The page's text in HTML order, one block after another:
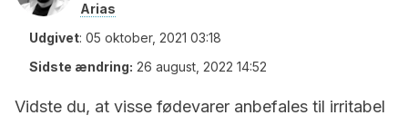
Arias
Udgivet: 05 oktober, 2021 03:18
Sidste ændring: 26 august, 2022 14:52
Vidste du, at visse fødevarer anbefales til irritabel